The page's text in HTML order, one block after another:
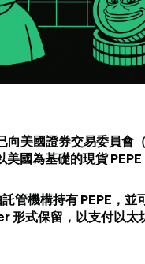
美國證券交易委員會
國為基礎的現貨 PEPE
管機構持有 PEPE，並
形式保留，以支付以太